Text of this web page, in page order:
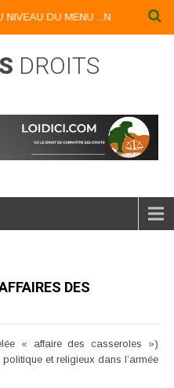
DU MENU ...NOS LIVRES
DROITS
DES
« affaire des casseroles »)
et religieux dans l’armée